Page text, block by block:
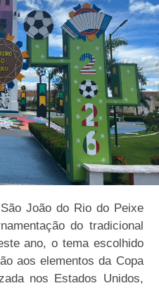
João do Rio do Peixe
do tradicional
ano, o tema escolhido
aos elementos da Copa
nos Estados Unidos,